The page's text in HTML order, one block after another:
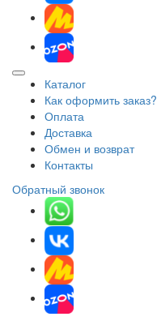
Каталог
Как оформить заказ?
Оплата
Доставка
Обмен и возврат
Контакты
Обратный звонок